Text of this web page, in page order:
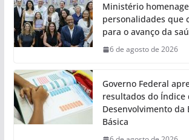
Ministério
personalidades que
para o avanço da
6 de agosto de 2026
Governo Federal
resultados do Índice
Desenvolvimento da
Básica